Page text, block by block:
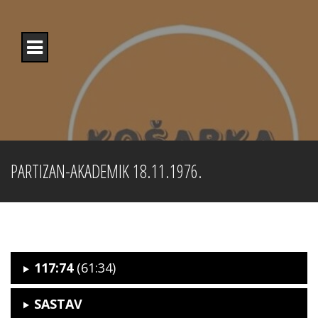
content
PARTIZAN-AKADEMIK 18.11.1976.
117:74(61:34)
SASTAV